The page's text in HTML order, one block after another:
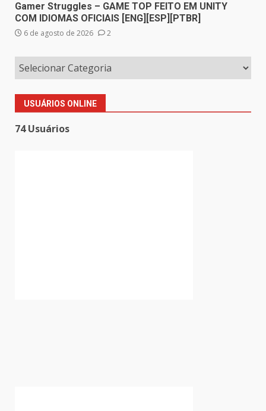
Gamer Struggles – GAME TOP FEITO EM UNITY
COM IDIOMAS OFICIAIS [ENG][ESP][PTBR]
6 de agosto de 2026 2
USUÁRIOS ONLINE
74 Usuários